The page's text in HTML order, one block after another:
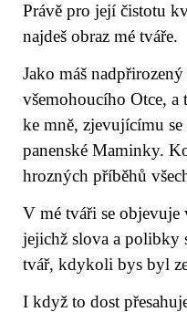
Právě pro její čistotu
najdeš obraz mé tváře.
Jako máš
všemohoucího Otce,
ke mně, zjevujícímu
panenské Maminky.
hrozných příběhů
V mé tváři se objevuje
jejichž slova a polibky
tvář, kdykoli bys byl
I když to dost